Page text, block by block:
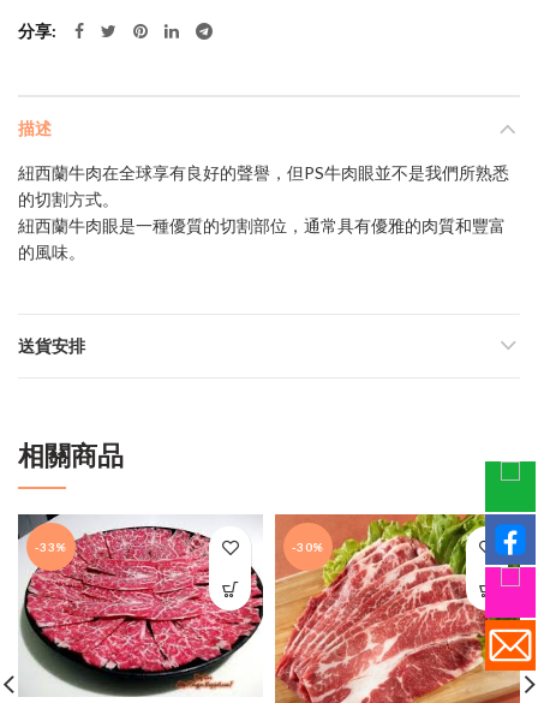
分享
描述
紐西蘭牛肉在全球享有良好的聲譽，但PS牛肉眼並不是我們所熟悉
的切割方式。
紐西蘭牛肉眼是一種優質的切割部位，通常具有優雅的肉質和豐富
的風味。
送貨安排
相關商品
-33% -30%